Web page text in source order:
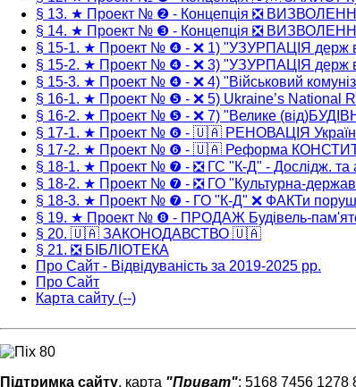
§ 13. ★ Проект № ❷ - Концепція ❎
§ 14. ★ Проект № ❸ - Концепція ❎
§ 15-1. ★ Проект № ❹ - ❌ 1) "УЗУРПАЦІЯ держ
§ 15-2. ★ Проект № ❹ - ❌ 3) "УЗУРПАЦІЯ держ
§ 15-3. ★ Проект № ❹ - ❌ 4) "Військовий
§ 16-1. ★ Проект № ❺ - ❌ 5) Ukraine’s National
§ 16-2. ★ Проект № ❺ - ❌ 7) "Велике
§ 17-1. ★ Проект № ❻ - 🇺🇦 РЕНОВАЦІЯ
§ 17-2. ★ Проект № ❻ - 🇺🇦 Реформа
§ 18-1. ★ Проект № ❼ - ❎ ГС "К-Д" - Дослідж. та
§ 18-2. ★ Проект № ❼ - ❎ ГО "Культурна-
§ 18-3. ★ Проект № ❼ - ГО "К-Д" ❌ ФАКТи
§ 19. ★ Проект № ❽ - ПРОДАЖ Будівель-
§ 20. 🇺🇦 ЗАКОНОДАВСТВО 🇺🇦
§ 21. ❎ БІБЛІОТЕКА
Про Сайт - Відвідуваність за 2019-2025 рр.
Про Сайт
Карта сайту (--)
Підтримка сайту, карта "Приват": 5168 7456 1278